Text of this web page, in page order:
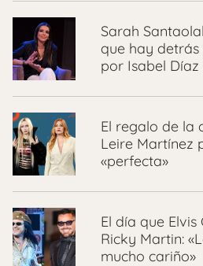
Sarah
que hay
por Isabel Díaz
El regalo de la
Leire Martínez
«perfecta»
El día que
Ricky Martin:
mucho cariño»